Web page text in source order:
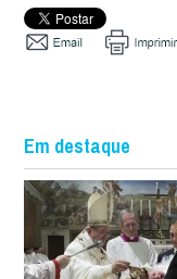
Em destaque